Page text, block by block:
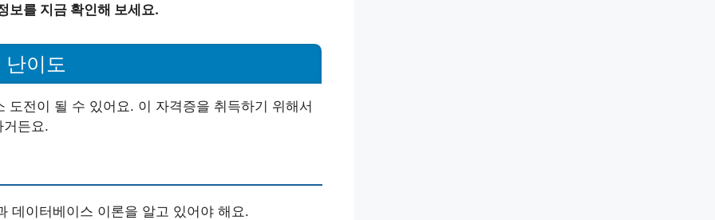
보를 지금 확인해 보세요.
이도
도전이 될 수 있어요. 이 자격증을 취득하기 위해서
든요.
데이터베이스 이론을 알고 있어야 해요.